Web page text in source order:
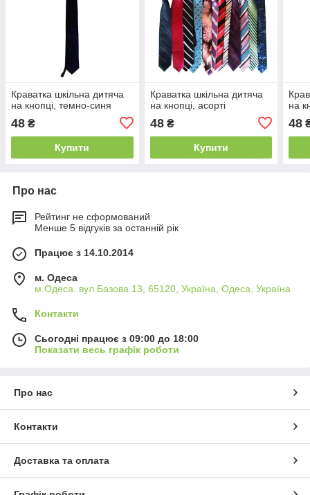
Краватка шкільна дитяча
на кнопці, темно-синя
48 ₴
Купити
Краватка шкільна дитяча
на кнопці, асорті
48₴
Купити
на
48
Про нас
Рейтинг не сформований
Менше 5 відгуків за останній рік
Працює з 14.10.2014
м. Одеса
м.Одеса. вул Базова 13, 65120, Україна, Одеса, Україна
Контакти
Сьогодні працює з 09:00 до 18:00
Показати весь графік роботи
Про нас
Контакти
Доставка та оплата